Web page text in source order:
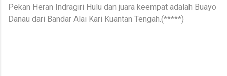
Pekan Heran Indragiri Hulu dan juara keempat adalah Buayo
Danau dari Bandar Alai Kari Kuantan Tengah.(*****)